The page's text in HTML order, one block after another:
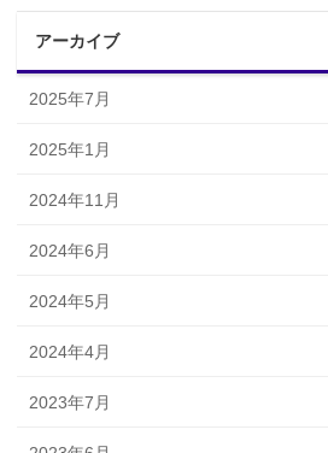
アーカイブ
2025年7月
2025年1月
2024年11月
2024年6月
2024年5月
2024年4月
2023年7月